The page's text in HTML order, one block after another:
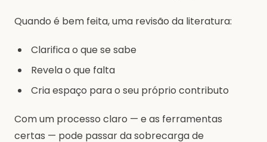
Quando é bem feita, uma revisão da literatura:
Clarifica o que se sabe
Revela o que falta
Cria espaço para o seu próprio contributo
Com um processo claro — e as ferramentas
certas — pode passar da sobrecarga de